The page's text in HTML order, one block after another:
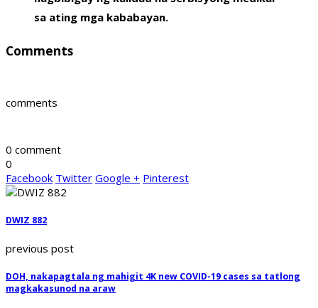
sa ating mga kababayan.
Comments
comments
0 comment
0
Facebook Twitter Google + Pinterest
DWIZ 882
previous post
DOH, nakapagtala ng mahigit 4K new COVID-19 cases sa tatlong
magkakasunod na araw